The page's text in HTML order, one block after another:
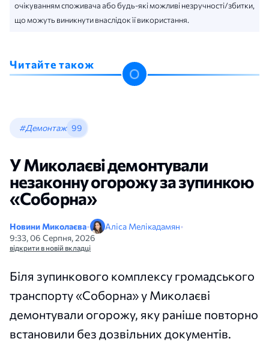
очікуванням споживача або будь-які можливі незручності/збитки,
що можуть виникнути внаслідок її використання.
Читайте також
#Демонтаж 99
У Миколаєві демонтували
незаконну огорожу за зупинкою
«Соборна»
Новини Миколаєва• Аліса Мелікадамян•
9:33, 06 Серпня, 2026
відкрити в новій вкладці
Біля зупинкового комплексу громадського
транспорту «Соборна» у Миколаєві
демонтували огорожу, яку раніше повторно
встановили без дозвільних документів.